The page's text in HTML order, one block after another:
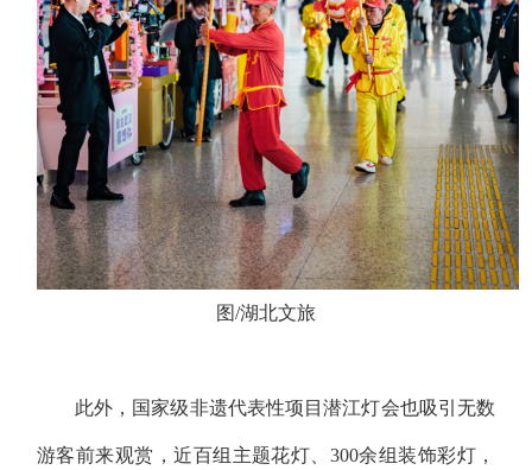
图/湖北文旅
此外，国家级非遗代表性项目潜江灯会也吸引无数
游客前来观赏，近百组主题花灯、300余组装饰彩灯，